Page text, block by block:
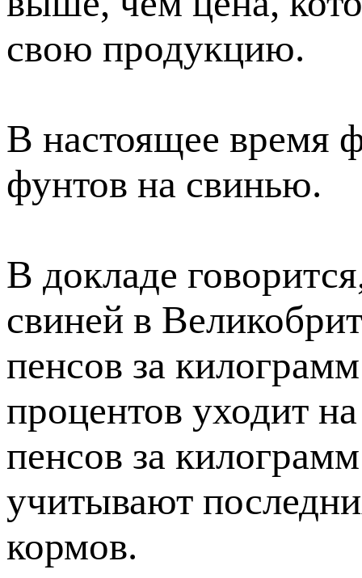
свою продукцию.
В настоящее время
фунтов на свинью.
В докладе
свиней в
пенсов за
процентов уходит
пенсов за
учитывают
кормов.